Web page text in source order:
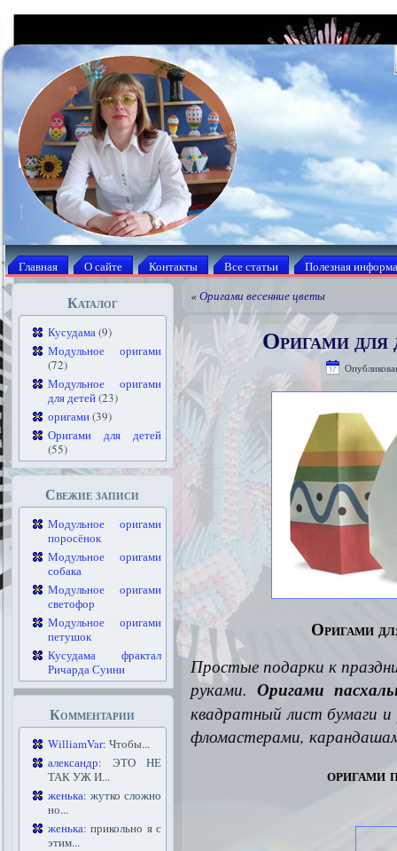
Главная О сайте Контакты Все статьи Полезная
Каталог
Кусудама(9)
Модульное оригами
(72)
Модульное оригами
для детей(23)
оригами(39)
Оригами для детей
(55)
Свежие записи
Модульное оригами
поросёнок
Модульное оригами
собака
Модульное оригами
светофор
Модульное оригами
петушок
Кусудама фрактал
Ричарда Суини
Комментарии
WilliamVar: Чтобы...
александр: ЭТО НЕ
ТАК УЖ И...
женька: жутко сложно
но...
женька: прикольно я с
этим...
«Оригами весенние цветы
Оригами для
Оригами
Простые подарки к
руками.Оригами
квадратный лист бумаги и
фломастерами,
оригами